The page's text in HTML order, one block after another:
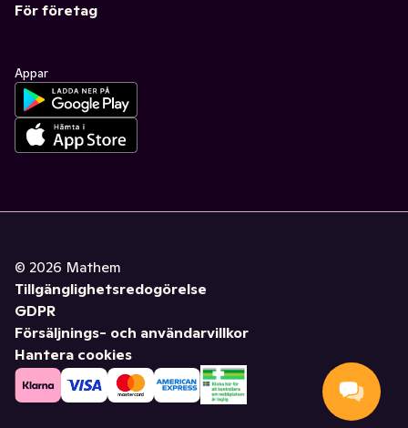
För företag
Appar
© 2026 Mathem
Tillgänglighetsredogörelse
GDPR
Försäljnings- och användarvillkor
Hantera cookies